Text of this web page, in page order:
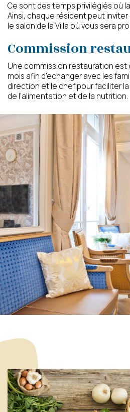
Ce sont des temps privilégiés où
Ainsi, chaque résident peut inviter
le salon de la Villa où vous sera
Commission
Une commission restauration est
mois afin d'echanger avec les
direction et le chef pour faciliter
de l'alimentation et de la nutrition.